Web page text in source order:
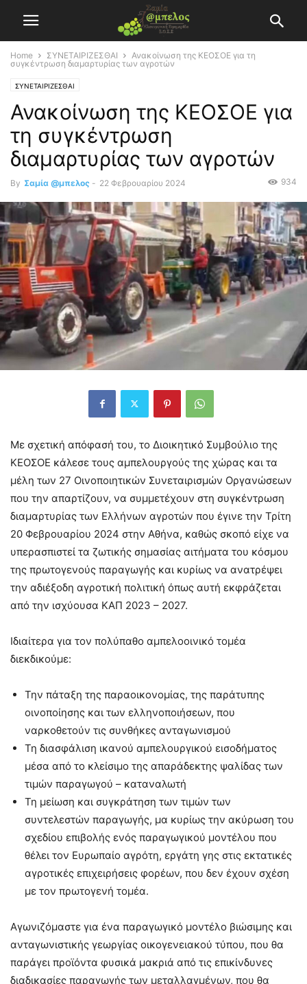
Home ΣΥΝΕΤΑΙΡΙΖΕΣΘΑΙ
Ανακοίνωση της ΚΕΟΣΟΕ για τη
συγκέντρωση διαμαρτυρίας των αγροτών
ΣΥΝΕΤΑΙΡΙΖΕΣΘΑΙ
Ανακοίνωση της ΚΕΟΣΟΕ για
τη συγκέντρωση
διαμαρτυρίας των αγροτών
By Σαμία @μπελος - 22 Φεβρουαρίου 2024 934
Με σχετική απόφασή του, το Διοικητικό Συμβούλιο της
ΚΕΟΣΟΕ κάλεσε τους αμπελουργούς της χώρας και τα
μέλη των 27 Οινοποιητικών Συνεταιρισμών Οργανώσεων
που την απαρτίζουν, να συμμετέχουν στη συγκέντρωση
διαμαρτυρίας των Ελλήνων αγροτών που έγινε την Τρίτη
20 Φεβρουαρίου 2024 στην Αθήνα, καθώς σκοπό είχε να
υπερασπιστεί τα ζωτικής σημασίας αιτήματα του κόσμου
της πρωτογενούς παραγωγής και κυρίως να ανατρέψει
την αδιέξοδη αγροτική πολιτική όπως αυτή εκφράζεται
από την ισχύουσα ΚΑΠ 2023 – 2027.
Ιδιαίτερα για τον πολύπαθο αμπελοοινικό τομέα
διεκδικούμε:
Την πάταξη της παραοικονομίας, της παράτυπης
οινοποίησης και των ελληνοποιήσεων, που
ναρκοθετούν τις συνθήκες ανταγωνισμού
Τη διασφάλιση ικανού αμπελουργικού εισοδήματος
μέσα από το κλείσιμο της απαράδεκτης ψαλίδας των
τιμών παραγωγού – καταναλωτή
Τη μείωση και συγκράτηση των τιμών των
συντελεστών παραγωγής, μα κυρίως την ακύρωση του
σχεδίου επιβολής ενός παραγωγικού μοντέλου που
θέλει τον Ευρωπαίο αγρότη, εργάτη γης στις εκτατικές
αγροτικές επιχειρήσεις φορέων, που δεν έχουν σχέση
με τον πρωτογενή τομέα.
Αγωνιζόμαστε για ένα παραγωγικό μοντέλο βιώσιμης και
ανταγωνιστικής γεωργίας οικογενειακού τύπου, που θα
παράγει προϊόντα φυσικά μακριά από τις επικίνδυνες
διαδικασίες παραγωγής των μεταλλαγμένων, που θα